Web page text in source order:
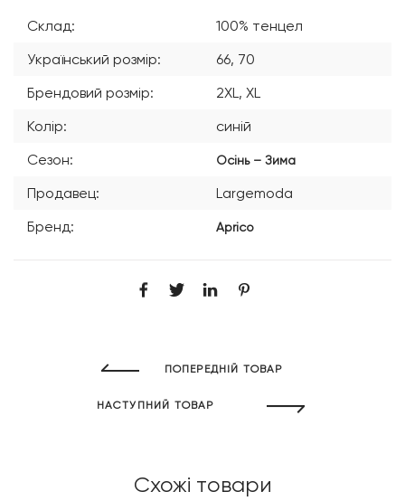
Склад:
100% тенцел
Український розмір:
66, 70
Брендовий розмір:
2XL, XL
Колір:
синій
Сезон:
Осінь – Зима
Продавец:
Largemoda
Бренд:
Aprico
ПОПЕРЕДНІЙ ТОВАР
НАСТУПНИЙ ТОВАР
Схожі товари